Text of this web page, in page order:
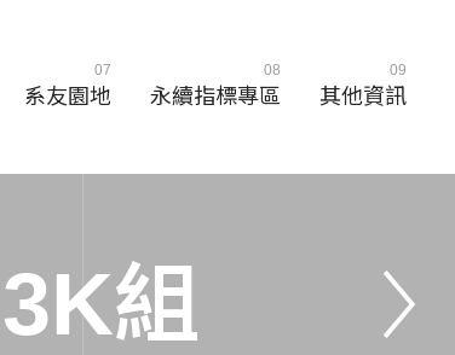
07
系友園地
08
永續指標專區
09
其他資訊
3K組